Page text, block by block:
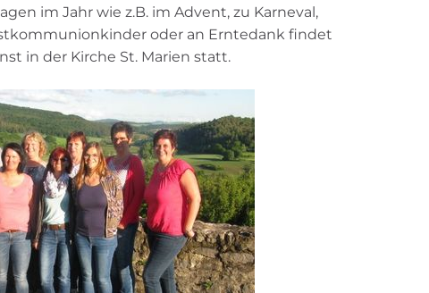
im Jahr wie z.B. im Advent, zu Karneval,
oder an Erntedank findet
in der Kirche St. Marien statt.